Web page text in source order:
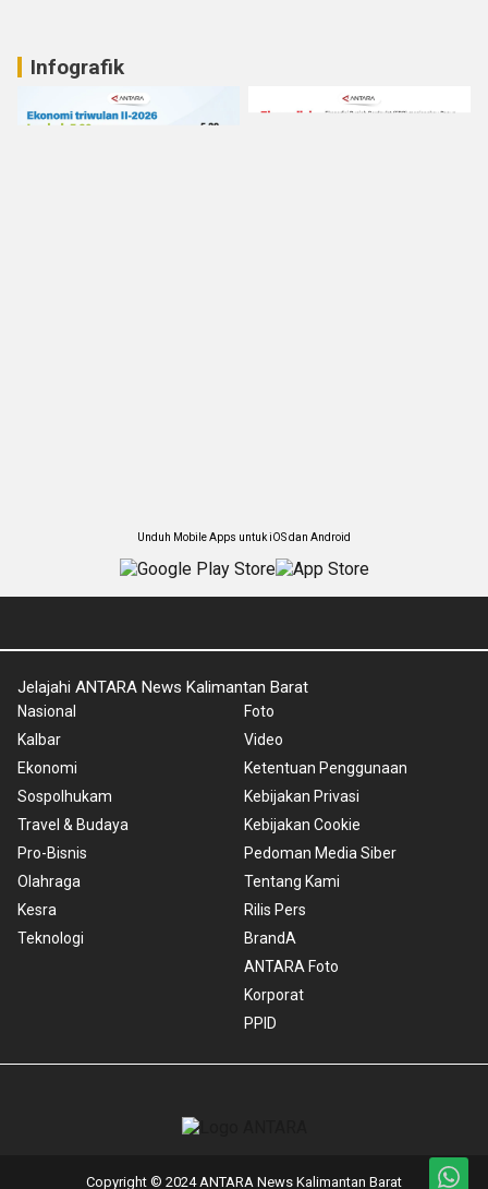
Infografik
Unduh Mobile Apps untuk iOS dan Android
Jelajahi ANTARA News Kalimantan Barat
Nasional
Kalbar
Ekonomi
Sospolhukam
Travel & Budaya
Pro-Bisnis
Olahraga
Kesra
Teknologi
Foto
Video
Ketentuan Penggunaan
Kebijakan Privasi
Kebijakan Cookie
Pedoman Media Siber
Tentang Kami
Rilis Pers
BrandA
ANTARA Foto
Korporat
PPID
Copyright © 2024 ANTARA News Kalimantan Barat